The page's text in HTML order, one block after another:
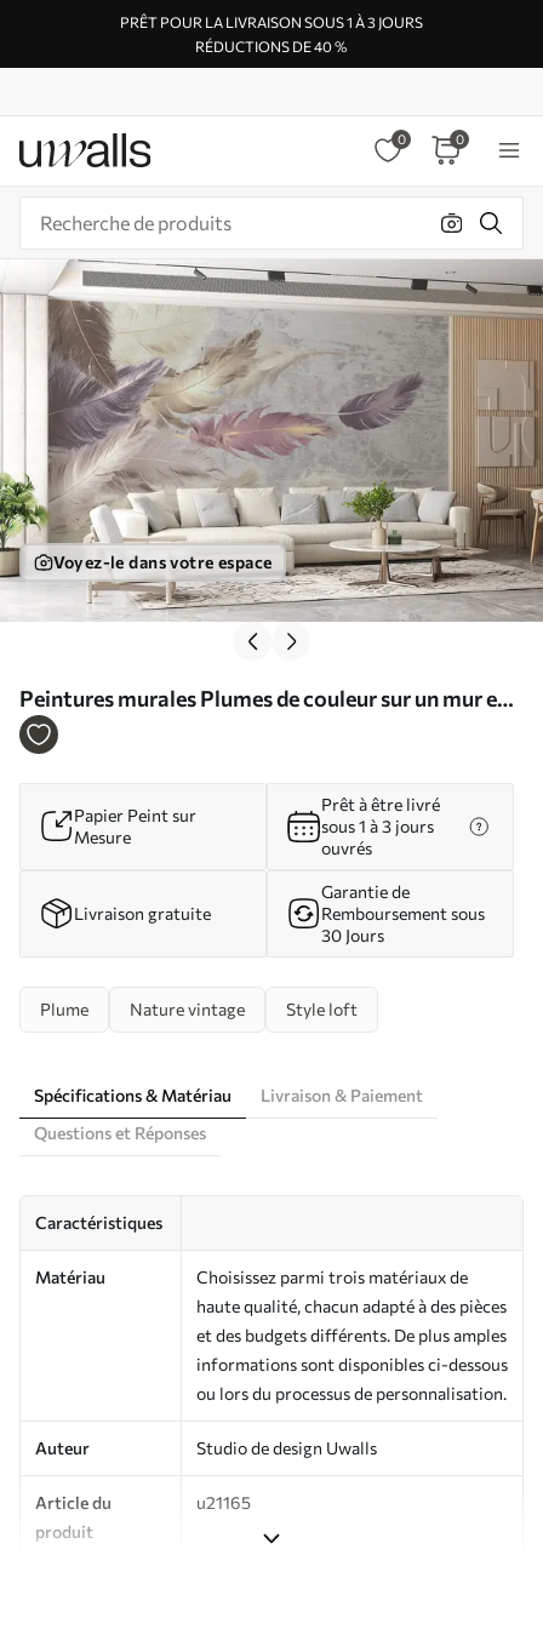
PRÊT POUR LA LIVRAISON SOUS 1 À 3 JOURS
RÉDUCTIONS DE 40 %
0 0
Voyez-le dans votre espace
Peintures murales Plumes de couleur sur un mur en
béton Nr. u21165
Papier Peint sur
Mesure
Prêt à être livré
sous 1 à 3 jours
ouvrés
Livraison gratuite
Garantie de
Remboursement sous
30 Jours
Plume Nature vintage Style loft
Spécifications & Matériau
Livraison & Paiement
Questions et Réponses
Caractéristiques
Matériau
Choisissez parmi trois matériaux de
haute qualité, chacun adapté à des pièces
et des budgets différents. De plus amples
informations sont disponibles ci-dessous
ou lors du processus de personnalisation.
Auteur Studio de design Uwalls
Article du
produit
u21165